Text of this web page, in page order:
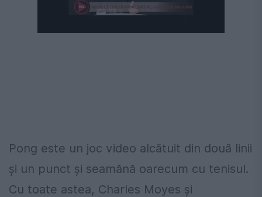
Pong este un joc video alcătuit din două linii
şi un punct şi seamănă oarecum cu tenisul.
Cu toate astea, Charles Moyes şi